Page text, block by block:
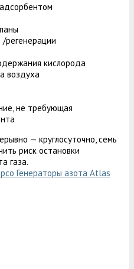
/регенерации
кислорода
воздуха
не требующая
— круглосуточно, семь
риск остановки
газа.
Генераторы азота Atlas